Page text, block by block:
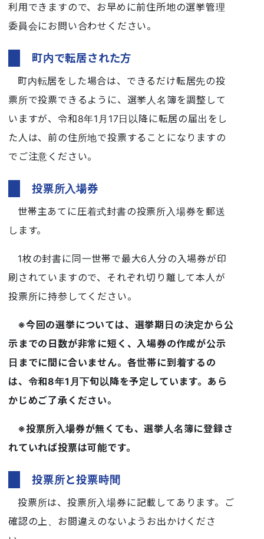
利用できますので、お早めに前住所地の選挙管理
委員会にお問い合わせください。
町内で転居された方
町内転居をした場合は、できるだけ転居先の投
票所で投票できるように、選挙人名簿を調整して
いますが、令和8年1月17日以降に転居の届出をし
た人は、前の住所地で投票することになりますの
でご注意ください。
投票所入場券
世帯主あてに圧着式封書の投票所入場券を郵送
します。
1枚の封書に同一世帯で最大6人分の入場券が印
刷されていますので、それぞれ切り離して本人が
投票所に持参してください。
※今回の選挙については、選挙期日の決定から公
示までの日数が非常に短く、入場券の作成が公示
日までに間に合いません。各世帯に到着するの
は、令和8年1月下旬以降を予定しています。あら
かじめご了承ください。
※投票所入場券が無くても、選挙人名簿に登録さ
れていれば投票は可能です。
投票所と投票時間
投票所は、投票所入場券に記載してあります。ご
確認の上、お間違えのないようお出かけくださ